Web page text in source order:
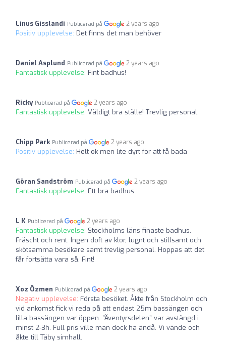
Linus Gisslandi Publicerad på 2 years ago
Positiv upplevelse: Det finns det man behöver
Daniel Asplund Publicerad på 2 years ago
Fantastisk upplevelse: Fint badhus!
Ricky Publicerad på 2 years ago
Fantastisk upplevelse: Väldigt bra ställe! Trevlig personal.
Chipp Park Publicerad på 2 years ago
Positiv upplevelse: Helt ok men lite dyrt för att få bada
Göran Sandström Publicerad på 2 years ago
Fantastisk upplevelse: Ett bra badhus
L K Publicerad på 2 years ago
Fantastisk upplevelse: Stockholms läns finaste badhus.
Fräscht och rent. Ingen doft av klor, lugnt och stillsamt och
skötsamma besökare samt trevlig personal. Hoppas att det
får fortsätta vara så. Fint!
Xoz Özmen Publicerad på 2 years ago
Negativ upplevelse: Första besöket. Åkte från Stockholm och
vid ankomst fick vi reda på att endast 25m bassängen och
lilla bassängen var öppen. ”Äventyrsdelen” var avstängd i
minst 2-3h. Full pris ville man dock ha ändå. Vi vände och
åkte till Täby simhall.